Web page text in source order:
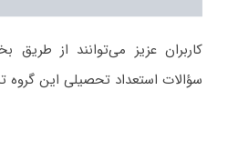
کاربران عزیز می‌توانند از
سؤالات استعداد تحصیلی این گروه